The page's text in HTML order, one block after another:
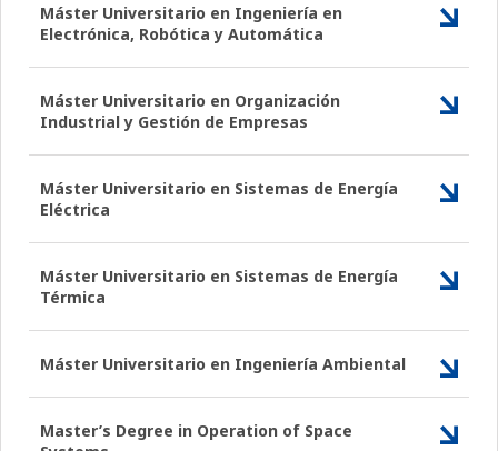
Máster Universitario en Ingeniería en
Electrónica, Robótica y Automática
Máster Universitario en Organización
Industrial y Gestión de Empresas
Máster Universitario en Sistemas de Energía
Eléctrica
Máster Universitario en Sistemas de Energía
Térmica
Máster Universitario en Ingeniería Ambiental
Master’s Degree in Operation of Space